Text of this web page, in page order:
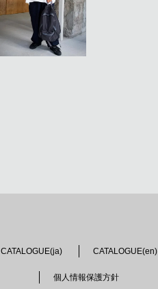
CATALOGUE(ja) CATALOGUE(en)
個人情報保護方針